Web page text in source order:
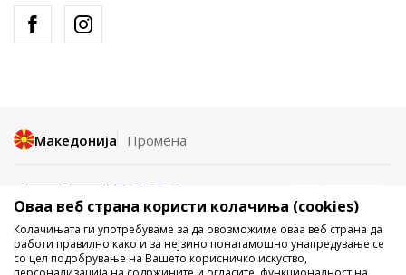
Македонија Промена
Оваа веб страна користи колачиња (cookies)
Колачињата ги употребуваме за да овозможиме оваа веб страна да
работи правилно како и за нејзино понатамошно унапредување се
со цел подобрување на Вашето корисничко искуство,